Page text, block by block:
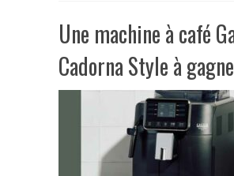
Une machine à café
Cadorna Style à